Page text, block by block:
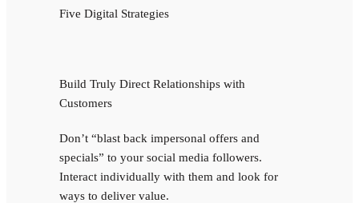
Five Digital Strategies
Build Truly Direct Relationships with
Customers
Don’t “blast back impersonal offers and
specials” to your social media followers.
Interact individually with them and look for
ways to deliver value.